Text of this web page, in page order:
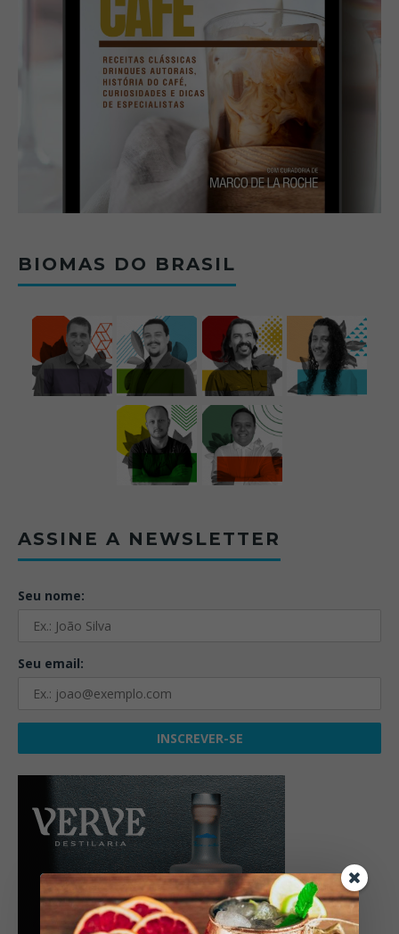
BIOMAS DO BRASIL
ASSINE A NEWSLETTER
Seu nome:
Seu email: